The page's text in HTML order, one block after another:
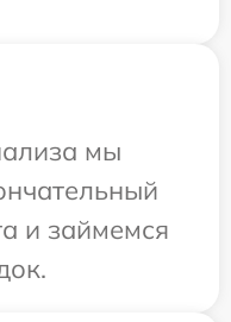
мы
и займемся